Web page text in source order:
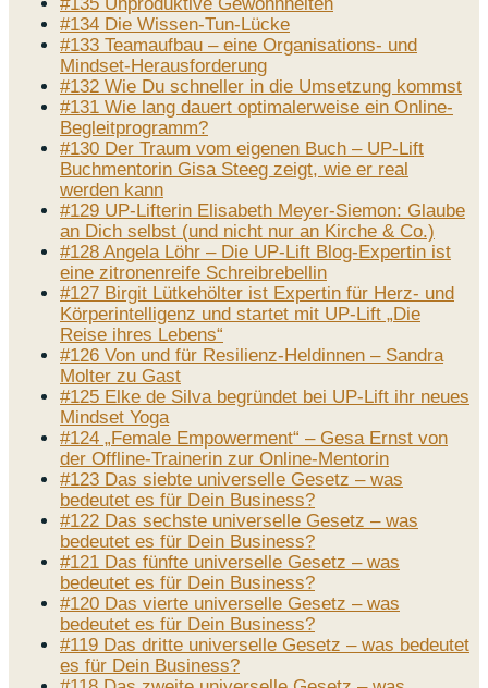
#134 Die Wissen-Tun-Lücke
#133 Teamaufbau – eine Organisations- und
Mindset-Herausforderung
#132 Wie Du schneller in die Umsetzung kommst
#131 Wie lang dauert optimalerweise ein Online-
Begleitprogramm?
#130 Der Traum vom eigenen Buch – UP-Lift
Buchmentorin Gisa Steeg zeigt, wie er real
werden kann
#129 UP-Lifterin Elisabeth Meyer-Siemon: Glaube
an Dich selbst (und nicht nur an Kirche & Co.)
#128 Angela Löhr – Die UP-Lift Blog-Expertin ist
eine zitronenreife Schreibrebellin
#127 Birgit Lütkehölter ist Expertin für Herz- und
Körperintelligenz und startet mit UP-Lift „Die
Reise ihres Lebens“
#126 Von und für Resilienz-Heldinnen – Sandra
Molter zu Gast
#125 Elke de Silva begründet bei UP-Lift ihr neues
Mindset Yoga
#124 „Female Empowerment“ – Gesa Ernst von
der Offline-Trainerin zur Online-Mentorin
#123 Das siebte universelle Gesetz – was
bedeutet es für Dein Business?
#122 Das sechste universelle Gesetz – was
bedeutet es für Dein Business?
#121 Das fünfte universelle Gesetz – was
bedeutet es für Dein Business?
#120 Das vierte universelle Gesetz – was
bedeutet es für Dein Business?
#119 Das dritte universelle Gesetz – was bedeutet
es für Dein Business?